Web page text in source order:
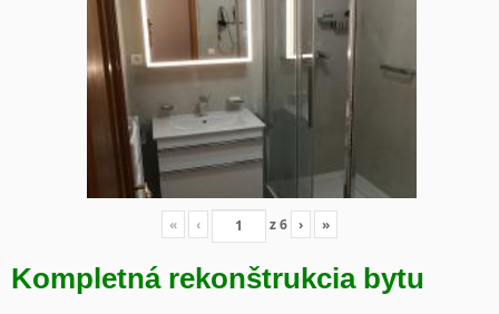
« ‹ z6 › »
Kompletná rekonštrukcia bytu